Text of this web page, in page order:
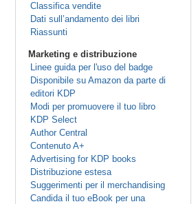
Classifica vendite
Dati sull’andamento dei libri
Riassunti
Marketing e distribuzione
Linee guida per l'uso del badge
Disponibile su Amazon da parte di
editori KDP
Modi per promuovere il tuo libro
KDP Select
Author Central
Contenuto A+
Advertising for KDP books
Distribuzione estesa
Suggerimenti per il merchandising
Candida il tuo eBook per una